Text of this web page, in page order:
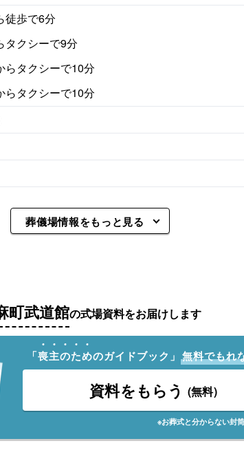
徒歩で6分
タクシーで9分
らタクシーで10分
らタクシーで10分
葬儀場情報をもっと見る
町武道館の式場資料をお届けします
「喪主のためのガイドブック」 無料でもれ
資料をもらう (無料)
※お葬式と分からない封